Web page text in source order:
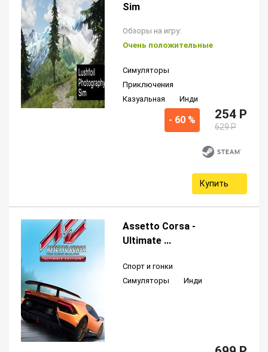
Sim
Обзоры на игру:
Очень положительные
Симуляторы
Приключения
Казуальная
Инди
- 60 % 254 P
629 P
Купить
Assetto Corsa -
Ultimate ...
Спорт и гонки
Симуляторы
Инди